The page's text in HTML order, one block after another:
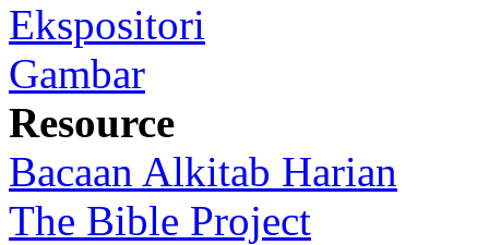
Ekspositori
Gambar
Resource
Bacaan Alkitab Harian
The Bible Project